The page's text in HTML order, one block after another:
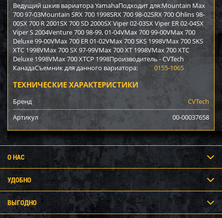
Ведущий шкив вариатора YamahaПодходит для:Mountain Max
700 97-03Mountain SRX 700 1998SRX 700 98-02SRX 700 Ohlins 98-
00SX 700 R 2001SX 700 SD 2000SX Viper 02-03SX Viper ER 02-04SX
Viper S 2004Venture 700 98-99, 01-04VMax 700 99-00VMax 700
Deluxe 99-00VMax 700 ER 01-02VMax 700 SKS 1998VMax 700 SKS
XTC 1998VMax 700 SX 97-99VMax 700 XT 1998VMax 700 XTC
Deluxe 1998VMax 700 XTCP 1998Производитель - CVTech
КанадаСъемник для данного вариатора:
0155-1065
ТЕХНИЧЕСКИЕ ХАРАКТЕРИСТИКИ
Бренд
CVTech
Артикул
00-00037658
О НАС
УДОБНО
ВЫГОДНО